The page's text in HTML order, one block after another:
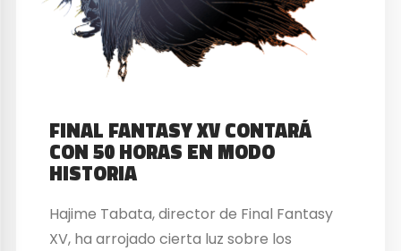
FINAL FANTASY XV CONTARÁ
CON 50 HORAS EN MODO
HISTORIA
Hajime Tabata, director de Final Fantasy
XV, ha arrojado cierta luz sobre los